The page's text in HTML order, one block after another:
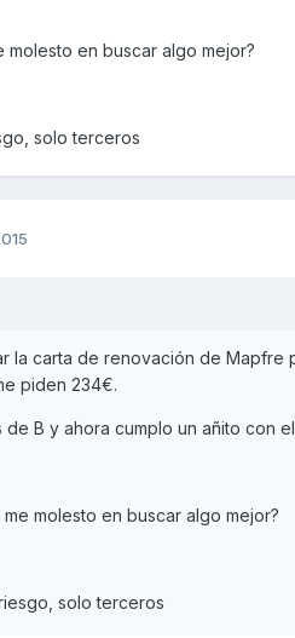
molesto en buscar algo mejor?
solo terceros
la carta de renovación de Mapfre
piden 234€.
de B y ahora cumplo un añito con
molesto en buscar algo mejor?
solo terceros